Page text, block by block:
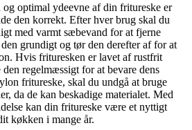
optimal ydeevne af din fritureske er
den korrekt. Efter hver brug skal du
med varmt sæbevand for at fjerne
grundigt og tør den derefter af for at
Hvis frituresken er lavet af rustfrit
regelmæssigt for at bevare dens
fritureske, skal du undgå at bruge
da de kan beskadige materialet. Med
kan din fritureske være et nyttigt
køkken i mange år.